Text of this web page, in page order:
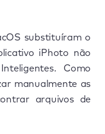
substituíram o
iPhoto não
Como
manualmente as
arquivos de